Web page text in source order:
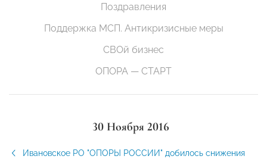
Поздравления
Поддержка МСП. Антикризисные меры
СВОй бизнес
ОПОРА — СТАРТ
30 Ноября 2016
Ивановское РО "ОПОРЫ РОССИИ" добилось снижения